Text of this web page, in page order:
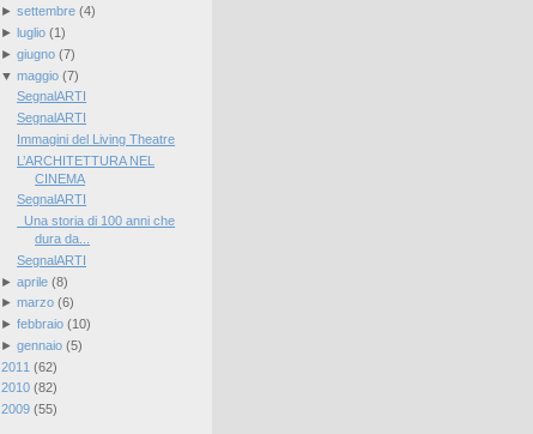
► settembre(4)
► luglio(1)
► giugno(7)
▼ maggio(7)
SegnalARTI
SegnalARTI
Immagini del Living Theatre
L’ARCHITETTURA NEL
CINEMA
SegnalARTI
Una storia di 100 anni che
dura da...
SegnalARTI
► aprile(8)
► marzo(6)
► febbraio(10)
► gennaio(5)
2011 (62)
2010(82)
2009(55)